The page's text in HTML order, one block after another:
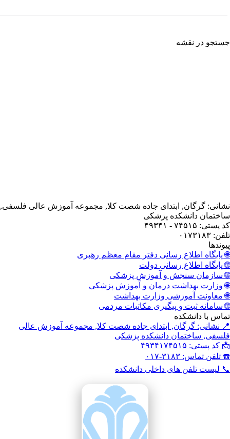
در نقشه
گرگان, ابتدای جاده شصت کلا, مجموعه آموزش عالی فلسفی,
دانشکده پزشکی
۷۴۵۱۵ - ۴۹۳۴۱
۰۱۷۳۱۸۳
پایگاه اطلاع رسانی دفتر مقام معظم رهبری
پایگاه اطلاع رسانی دولت
سازمان سنجش و آموزش پزشکی
وزارت بهداشت درمان و آموزش پزشکی
معاونت آموزشی وزارت بهداشت
سامانه ثبت و پیگیری مکاتبات مردمی
با دانشکده
نشانی: گرگان, ابتدای جاده شصت کلا, مجموعه آموزش عالی
ساختمان دانشکده پزشکی
پستی: ۴۹۳۴۱۷۴۵۱۵
تماس: ۳۱۸۳-۰۱۷
لیست تلفن های داخلی دانشکده